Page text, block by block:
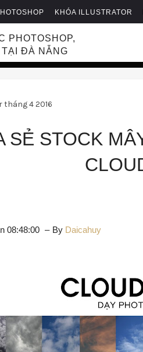
KHÓA ILLUSTRATOR
PHOTOSHOP,
ĐÀ NẴNG
tháng 4 2016
SẺ STOCK
08:48:00 By Daicahuy